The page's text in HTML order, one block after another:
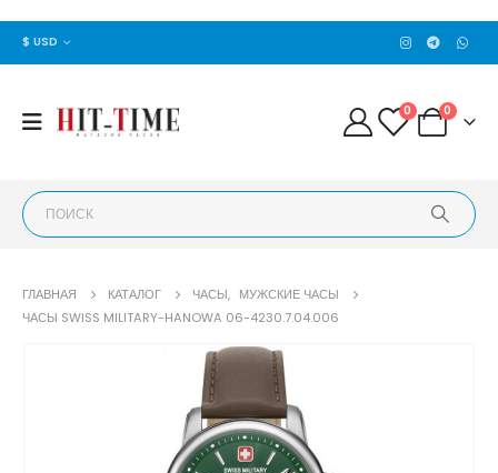
$ USD
0 0
ГЛАВНАЯ КАТАЛОГ ЧАСЫ, МУЖСКИЕ ЧАСЫ
ЧАСЫ SWISS MILITARY-HANOWA 06-4230.7.04.006